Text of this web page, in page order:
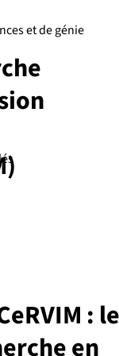
et de génie
: le
en